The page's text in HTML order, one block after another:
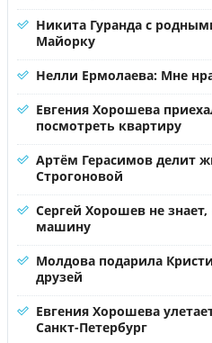
Никита Гуранда с
Майорку
Нелли Ермолаева: Мне
Евгения Хорошева
посмотреть квартиру
Артём Герасимов делит
Строгоновой
Сергей Хорошев не
машину
Молдова подарила
друзей
Евгения Хорошева
Санкт-Петербург